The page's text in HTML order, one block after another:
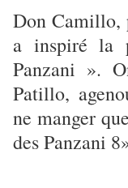
Don Camillo,
a inspiré la
Panzani ».
Patillo,
ne manger
des Panzani